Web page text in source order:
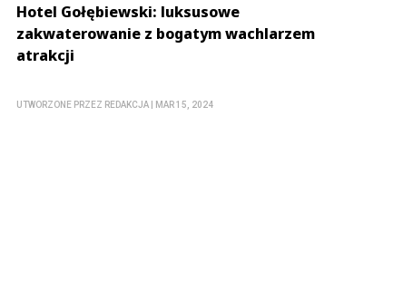
Hotel Gołębiewski: luksusowe
zakwaterowanie z bogatym wachlarzem
atrakcji
UTWORZONE PRZEZ REDAKCJA| MAR 15, 2024